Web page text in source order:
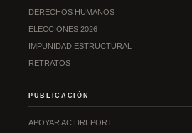
DERECHOS HUMANOS
ELECCIONES 2026
IMPUNIDAD ESTRUCTURAL
RETRATOS
PUBLICACIÓN
APOYAR ACIDREPORT